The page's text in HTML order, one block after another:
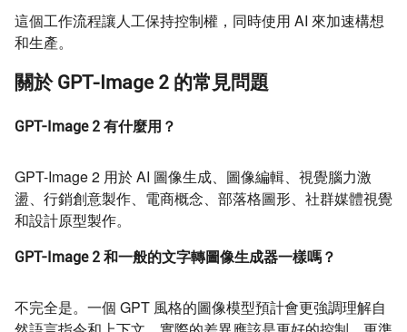
這個工作流程讓人工保持控制權，同時使用 AI 來加速構想
和生產。
關於 GPT-Image 2 的常見問題
GPT-Image 2 有什麼用？
GPT-Image 2 用於 AI 圖像生成、圖像編輯、視覺腦力激
盪、行銷創意製作、電商概念、部落格圖形、社群媒體視覺
和設計原型製作。
GPT-Image 2 和一般的文字轉圖像生成器一樣嗎？
不完全是。一個 GPT 風格的圖像模型預計會更強調理解自